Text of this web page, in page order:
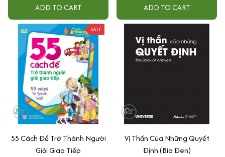
ADD TO CART ADD TO CART
SALE
55 Cách Để Trở Thành Người
Giỏi Giao Tiếp
Vị Thần Của Những Quyết
Định (Bìa Đen)